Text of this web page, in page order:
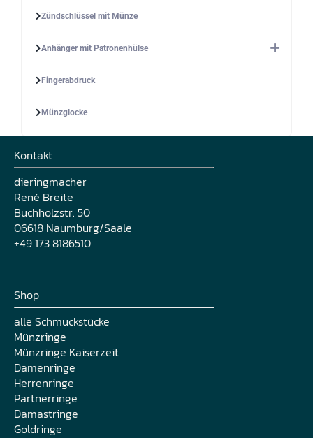
Zündschlüssel mit Münze
Anhänger mit Patronenhülse
Fingerabdruck
Münzglocke
Kontakt
dieringmacher
René Breite
Buchholzstr. 50
06618 Naumburg/Saale
+49 173 8186510
Shop
alle Schmuckstücke
Münzringe
Münzringe Kaiserzeit
Damenringe
Herrenringe
Partnerringe
Damastringe
Goldringe